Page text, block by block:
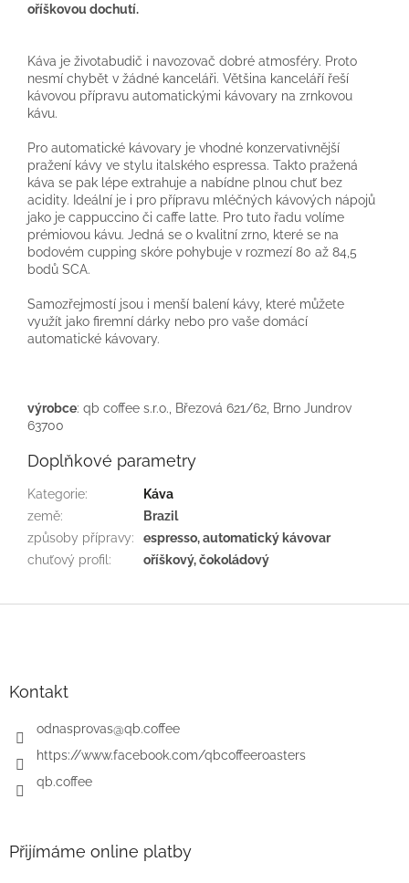
oříškovou dochutí.
Káva je životabudič i navozovač dobré atmosféry. Proto
nesmí chybět v žádné kanceláři. Většina kanceláří řeší
kávovou přípravu automatickými kávovary na zrnkovou
kávu.
Pro automatické kávovary je vhodné konzervativnější
pražení kávy ve stylu italského espressa. Takto pražená
káva se pak lépe extrahuje a nabídne plnou chuť bez
acidity. Ideální je i pro přípravu mléčných kávových nápojů
jako je cappuccino či caffe latte. Pro tuto řadu volíme
prémiovou kávu. Jedná se o kvalitní zrno, které se na
bodovém cupping skóre pohybuje v rozmezí 80 až 84,5
bodů SCA.
Samozřejmostí jsou i menší balení kávy, které můžete
využít jako firemní dárky nebo pro vaše domácí
automatické kávovary.
výrobce: qb coffee s.r.o., Březová 621/62, Brno Jundrov
63700
Doplňkové parametry
Kategorie:
Káva
země:
Brazil
způsoby přípravy:
espresso, automatický kávovar
chuťový profil : oříškový, čokoládový
Kontakt
odnasprovas@qb.coffee
https://www.facebook.com/qbcoffeeroasters
qb.coffee
Přijímáme online platby